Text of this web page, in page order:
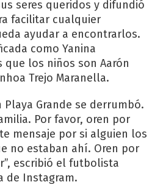
seres queridos y difundió
facilitar cualquier
ayudar a encontrarlos.
como Yanina
que los niños son Aarón
Trejo Maranella.
Playa Grande se derrumbó.
Por favor, oren por
mensaje por si alguien los
no estaban ahí. Oren por
escribió el futbolista
de Instagram.